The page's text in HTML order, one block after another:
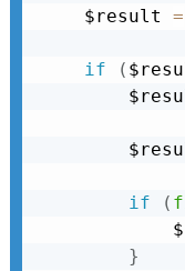
    $result
=
if (
if (
}